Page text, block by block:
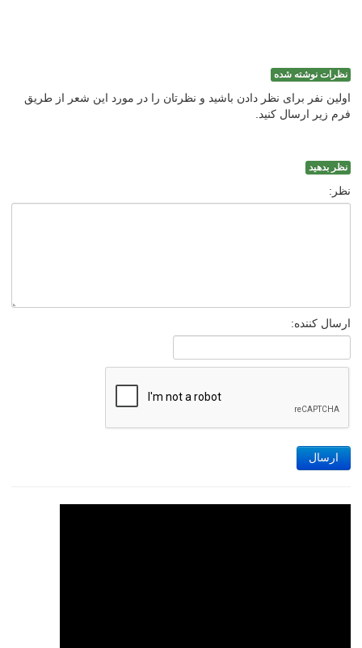
نظرات نوشته شده
اولین نفر برای نظر دادن باشید و نظرتان را در مورد این شعر از طریق
فرم زیر ارسال کنید.
نظر بدهید
نظر:
ارسال کننده:
ارسال